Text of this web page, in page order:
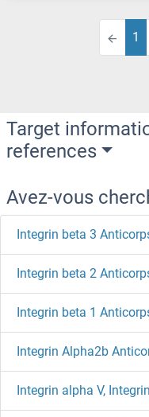
1
Target
references
Avez-vous
Integrin beta 3
Integrin beta 2
Integrin beta 1
Integrin Alpha2b
Integrin alpha V,